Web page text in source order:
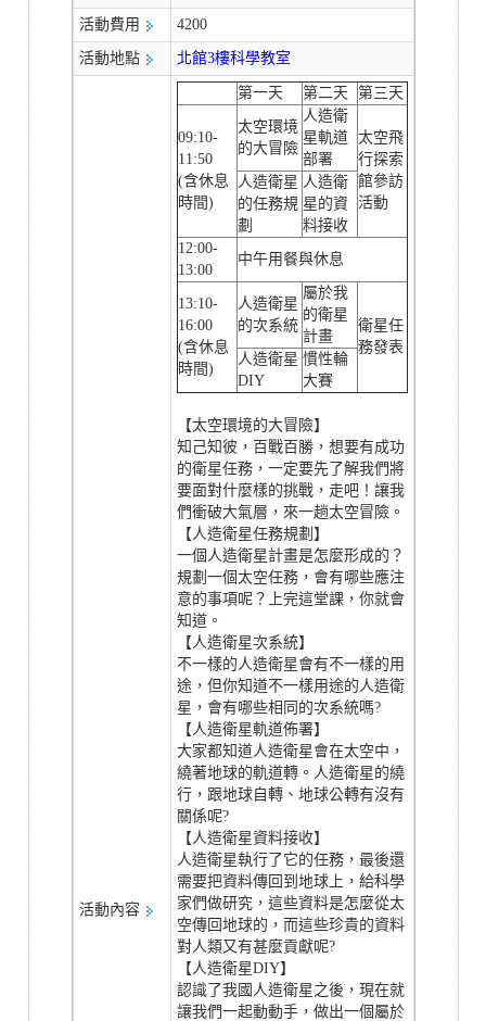
活動費用 4200
活動地點 北館3樓科學教室
活動內容
第一天 第二天 第三天
09:10-
11:50
(含休息
時間)
太空環境
的大冒險
人造衛
星軌道
部署
太空飛
行探索
館參訪
活動
人造衛星
的任務規
劃
人造衛
星的資
料接收
12:00-
13:00
中午用餐與休息
13:10-
16:00
(含休息
時間)
人造衛星
的次系統
屬於我
的衛星
計畫
衛星任
務發表
人造衛星
DIY
慣性輪
大賽
【太空環境的大冒險】
知己知彼，百戰百勝，想要有成功
的衛星任務，一定要先了解我們將
要面對什麼樣的挑戰，走吧！讓我
們衝破大氣層，來一趟太空冒險。
【人造衛星任務規劃】
一個人造衛星計畫是怎麼形成的？
規劃一個太空任務，會有哪些應注
意的事項呢？上完這堂課，你就會
知道。
【人造衛星次系統】
不一樣的人造衛星會有不一樣的用
途，但你知道不一樣用途的人造衛
星，會有哪些相同的次系統嗎?
【人造衛星軌道佈署】
大家都知道人造衛星會在太空中，
繞著地球的軌道轉。人造衛星的繞
行，跟地球自轉、地球公轉有沒有
關係呢?
【人造衛星資料接收】
人造衛星執行了它的任務，最後還
需要把資料傳回到地球上，給科學
家們做研究，這些資料是怎麼從太
空傳回地球的，而這些珍貴的資料
對人類又有甚麼貢獻呢?
【人造衛星DIY】
認識了我國人造衛星之後，現在就
讓我們一起動動手，做出一個屬於